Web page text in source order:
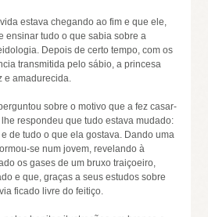
estava chegando ao fim e que ele,
ensinar tudo o que sabia sobre a
Depois de certo tempo, com os
transmitida pelo sábio, a princesa
e amadurecida.
sobre o motivo que a fez casar-
respondeu que tudo estava mudado:
de tudo o que ela gostava. Dando uma
se num jovem, revelando à
os gases de um bruxo traiçoeiro,
e que, graças a seus estudos sobre
ficado livre do feitiço.